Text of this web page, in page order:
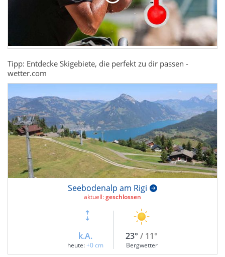
Tipp: Entdecke Skigebiete, die perfekt zu dir passen -
wetter.com
Seebodenalp am Rigi
aktuell:geschlossen
k.A.
heute:+0 cm
23° / 11°
Bergwetter